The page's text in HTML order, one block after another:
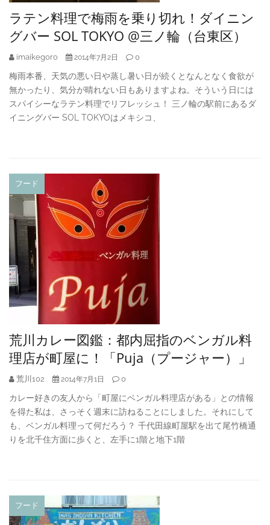
ラテン料理で梅雨を乗り切れ！ダイニン
グバー SOL TOKYO @三ノ輪（台東区）
imaikegoro 2014年7月2日 0
梅雨本番、天気の悪い日や蒸し暑い日が続くとなんとなく食欲が
無かったり、気分が晴れない日もありますよね。そういう日には
スパイシーなラテン料理でリフレッシュ！ 三ノ輪の駅前にあるダ
イニングバー SOL TOKYOはメキシコ、
フード
荒川カレー図鑑：都内屈指のベンガル料
理店が町屋に！「Puja（プージャー）」
荒川102 2014年7月1日 0
カレー好きの友人から「町屋にベンガル料理店がある」との情報
を得た私は、さっそく週末に訪ねることにしました。それにして
も、ベンガル料理って何だろう？ 千代田線町屋駅を出て尾竹橋通
りを北千住方面に歩くと、左手に1階と地下1階
フード